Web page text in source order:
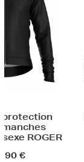
protection
ROGER
€